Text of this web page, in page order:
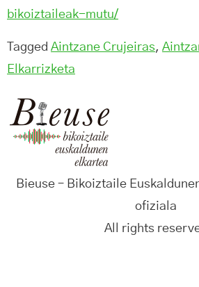
bikoiztaileak-mutu/
Tagged Aintzane Crujeiras,
Elkarrizketa
Bieuse – Bikoiztaile
ofiziala
All rights